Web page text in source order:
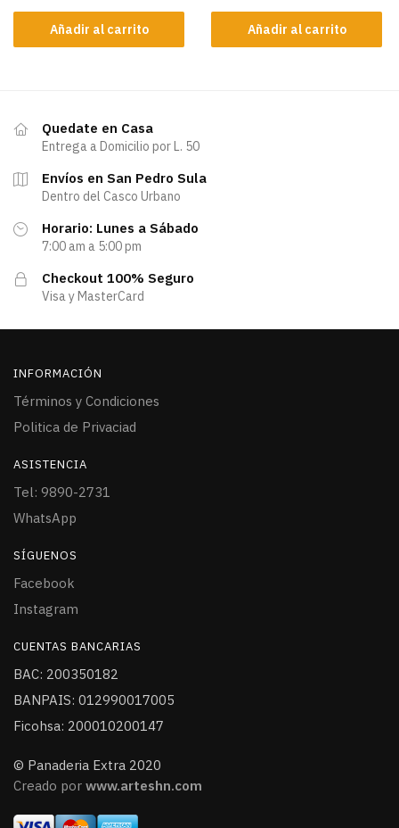
Añadir al carrito Añadir al carrito
Quedate en Casa
Entrega a Domicilio por L. 50
Envíos en San Pedro Sula
Dentro del Casco Urbano
Horario: Lunes a Sábado
7:00 am a 5:00 pm
Checkout 100% Seguro
Visa y MasterCard
INFORMACIÓN
Términos y Condiciones
Politica de Privaciad
ASISTENCIA
Tel: 9890-2731
WhatsApp
SÍGUENOS
Facebook
Instagram
CUENTAS BANCARIAS
BAC: 200350182
BANPAIS: 012990017005
Ficohsa: 200010200147
© Panaderia Extra 2020
Creado por www.arteshn.com